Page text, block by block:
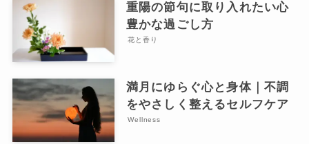
重陽の節句に取り入れたい心
豊かな過ごし方
花と香り
満月にゆらぐ心と身体｜不調
をやさしく整えるセルフケア
Wellness